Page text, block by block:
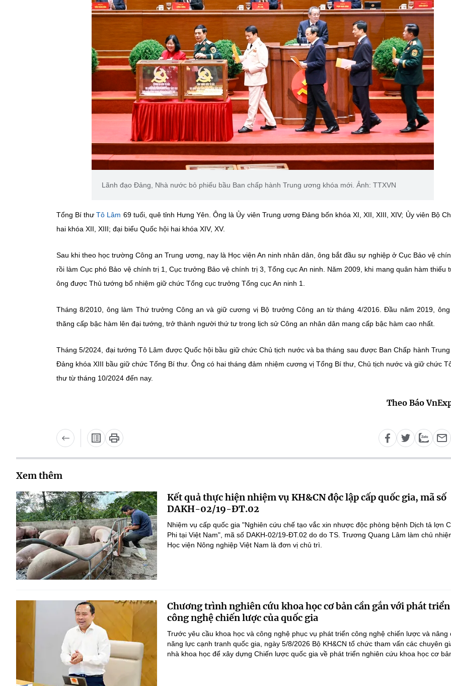
Lãnh đạo Đảng, Nhà nước bỏ phiếu bầu Ban chấp hành Trung ương khóa mới. Ảnh: TTXVN
Tổng Bí thưTô Lâm 69 tuổi, quê tỉnh Hưng Yên. Ông là Ủy viên Trung ương Đảng bốn khóa XI, XII, XIII, XIV; Ủy viên Bộ
hai khóa XII, XIII; đại biểu Quốc hội hai khóa XIV, XV.
Sau khi theo học trường Công an Trung ương, nay là Học viện An ninh nhân dân, ông bắt đầu sự nghiệp ở Cục Bảo vệ
rồi làm Cục phó Bảo vệ chính trị 1, Cục trưởng Bảo vệ chính trị 3, Tổng cục An ninh. Năm 2009, khi mang quân hàm thiếu
ông được Thủ tướng bổ nhiệm giữ chức Tổng cục trưởng Tổng cục An ninh 1.
Tháng 8/2010, ông làm Thứ trưởng Công an và giữ cương vị Bộ trưởng Công an từ tháng 4/2016. Đầu năm 2019,
thăng cấp bậc hàm lên đại tướng, trở thành người thứ tư trong lịch sử Công an nhân dân mang cấp bậc hàm cao nhất.
Tháng 5/2024, đại tướng Tô Lâm được Quốc hội bầu giữ chức Chủ tịch nước và ba tháng sau được Ban Chấp hành
Đảng khóa XIII bầu giữ chức Tổng Bí thư. Ông có hai tháng đảm nhiệm cương vị Tổng Bí thư, Chủ tịch nước và giữ chức
thư từ tháng 10/2024 đến nay.
Theo Báo
Xem thêm
Kết quả thực hiện nhiệm vụ KH&CN độc lập cấp quốc gia, mã số
DAKH-02/19-ĐT.02
Nhiệm vụ cấp quốc gia "Nghiên cứu chế tạo vắc xin nhược độc phòng bệnh Dịch tả lợn
Phi tại Việt Nam", mã số DAKH-02/19-ĐT.02 do do TS. Trương Quang Lâm làm chủ
Học viện Nông nghiệp Việt Nam là đơn vị chủ trì.
Chương trình nghiên cứu khoa học cơ bản cần gắn với phát triển
công nghệ chiến lược của quốc gia
Trước yêu cầu khoa học và công nghệ phục vụ phát triển công nghệ chiến lược và nâng
năng lực cạnh tranh quốc gia, ngày 5/8/2026 Bộ KH&CN tổ chức tham vấn các chuyên
nhà khoa học để xây dựng Chiến lược quốc gia về phát triển nghiên cứu khoa học cơ